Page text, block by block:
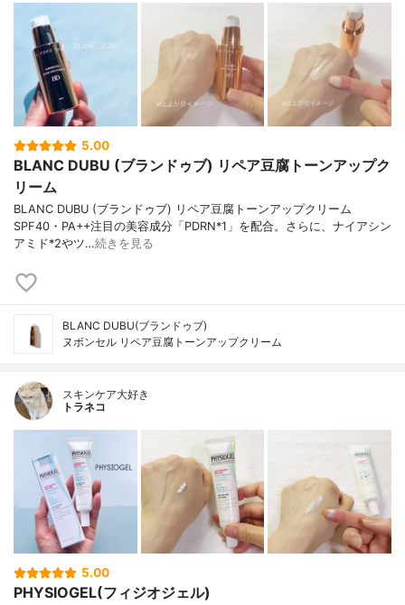
5.00
BLANC DUBU (ブランドゥブ) リペア豆腐トーンアップク
リーム
BLANC DUBU (ブランドゥブ) リペア豆腐トーンアップクリーム
SPF40・PA++注目の美容成分「PDRN*1」を配合。さらに、ナイアシン
アミド*2やツ…続きを見る
BLANC DUBU(ブランドゥブ)
ヌボンセル リペア豆腐トーンアップクリーム
スキンケア大好き
トラネコ
5.00
PHYSIOGEL(フィジオジェル)